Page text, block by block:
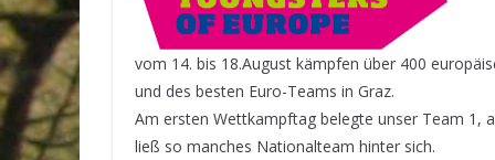
vom 14. bis 18.August kämpfen über 400
und des besten Euro-Teams in Graz.
Am ersten Wettkampftag belegte unser Team 1,
ließ so manches Nationalteam hinter sich.